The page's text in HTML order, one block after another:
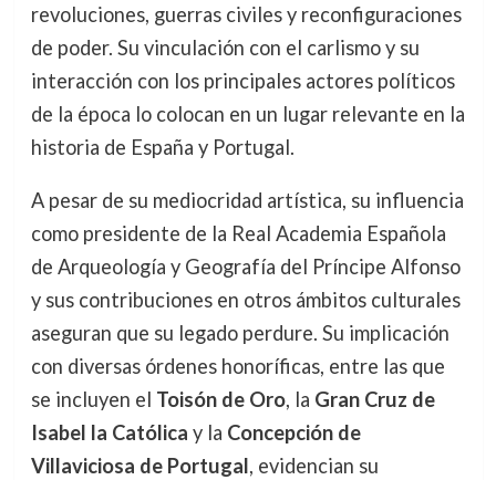
revoluciones, guerras civiles y reconfiguraciones
de poder. Su vinculación con el carlismo y su
interacción con los principales actores políticos
de la época lo colocan en un lugar relevante en la
historia de España y Portugal.
A pesar de su mediocridad artística, su influencia
como presidente de la Real Academia Española
de Arqueología y Geografía del Príncipe Alfonso
y sus contribuciones en otros ámbitos culturales
aseguran que su legado perdure. Su implicación
con diversas órdenes honoríficas, entre las que
se incluyen el Toisón de Oro, la Gran Cruz de
Isabel la Católica y la Concepción de
Villaviciosa de Portugal, evidencian su